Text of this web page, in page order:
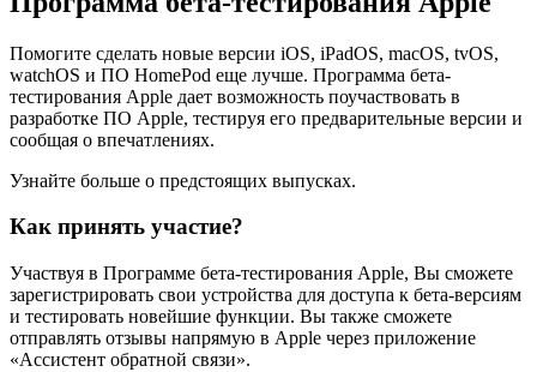
Помогите сделать новые версии iOS, iPadOS, macOS, tvOS,
watchOS и ПО HomePod еще лучше. Программа бета-
тестирования Apple дает возможность поучаствовать в
разработке ПО Apple, тестируя его предварительные версии и
сообщая о впечатлениях.
Узнайте больше о предстоящих выпусках.
Как принять участие?
Участвуя в Программе бета-тестирования Apple, Вы сможете
зарегистрировать свои устройства для доступа к бета-версиям
и тестировать новейшие функции. Вы также сможете
отправлять отзывы напрямую в Apple через приложение
«Ассистент обратной связи».